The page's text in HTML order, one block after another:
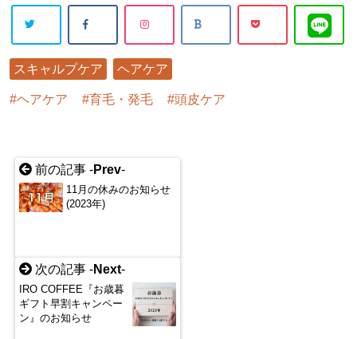
ndefined arr
ay key "Twit
6/hairslog.c
om/public_
ns/sns-cou
nt-cache/s
ns-count-c
スキャルプケア ヘアケア
ヘアケア 育毛・発毛 頭皮ケア
前の記事 -Prev-
11月の休みのお知らせ
(2023年)
次の記事 -Next-
IRO COFFEE『お歳暮
ギフト早割キャンペー
ン』のお知らせ